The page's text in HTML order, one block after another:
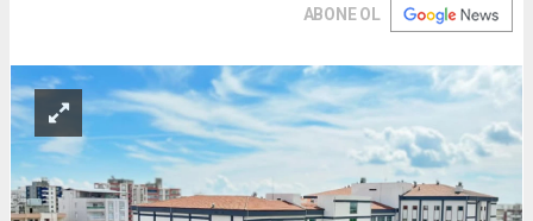
ABONE OL